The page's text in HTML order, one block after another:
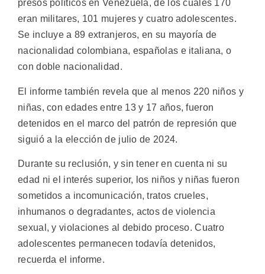
presos políticos en Venezuela, de los cuales 170
eran militares, 101 mujeres y cuatro adolescentes.
Se incluye a 89 extranjeros, en su mayoría de
nacionalidad colombiana, españolas e italiana, o
con doble nacionalidad.
El informe también revela que al menos 220 niños y
niñas, con edades entre 13 y 17 años, fueron
detenidos en el marco del patrón de represión que
siguió a la elección de julio de 2024.
Durante su reclusión, y sin tener en cuenta ni su
edad ni el interés superior, los niños y niñas fueron
sometidos a incomunicación, tratos crueles,
inhumanos o degradantes, actos de violencia
sexual, y violaciones al debido proceso. Cuatro
adolescentes permanecen todavía detenidos,
recuerda el informe.